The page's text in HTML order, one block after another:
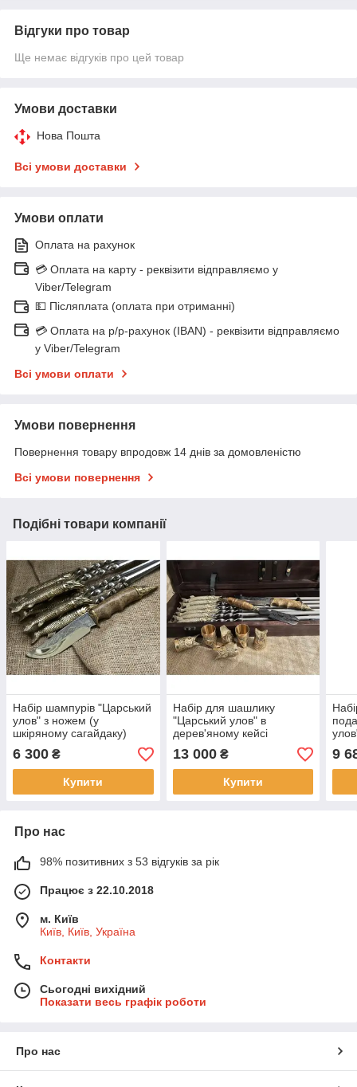
Відгуки про товар
Ще немає відгуків про цей товар
Умови доставки
Нова Пошта
Всі умови доставки
Умови оплати
Оплата на рахунок
💳 Оплата на карту - реквізити відправляємо у
Viber/Telegram
💵 Післяплата (оплата при отриманні)
💳 Оплата на р/р-рахунок (IBAN) - реквізити відправляємо
у Viber/Telegram
Всі умови оплати
Умови повернення
Повернення товару впродовж 14 днів за домовленістю
Всі умови повернення
Подібні товари компанії
Набір шампурів "Царський
улов" з ножем (у
шкіряному сагайдаку)
6 300 ₴
Купити
Набір для шашлику
"Царський улов" в
дерев'яному кейсі
(шампура, чарки, ніж,
виделка)
13 000₴
Купити
9
Про нас
98% позитивних з 53 відгуків за рік
Працює з 22.10.2018
м. Київ
Київ, Київ, Україна
Контакти
Сьогодні вихідний
Показати весь графік роботи
Про нас